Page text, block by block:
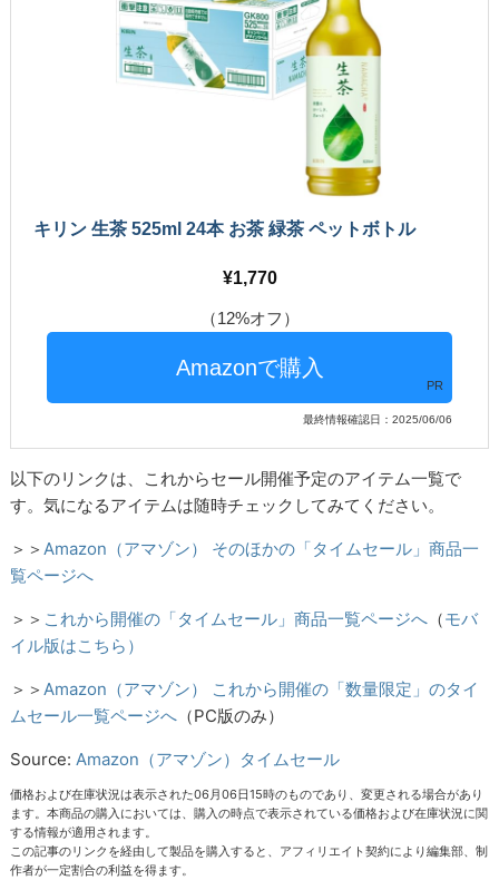
キリン 生茶 525ml 24本 お茶 緑茶 ペットボトル
1,770
（12%オフ）
PR
最終情報確認日：2025/06/06
以下のリンクは、これからセール開催予定のアイテム一覧で
す。気になるアイテムは随時チェックしてみてください。
＞＞Amazon（アマゾン） そのほかの「タイムセール」商品一
覧ページへ
＞＞ これから開催の「タイムセール」商品一覧ページへ （モバ
イル版はこちら）
＞＞Amazon（アマゾン） これから開催の「数量限定」のタイ
ムセール一覧ページへ （PC版のみ）
Source:Amazon（アマゾン）タイムセール
価格および在庫状況は表示された06月06日15時のものであり、変更される場合があり
ます。本商品の購入においては、購入の時点で表示されている価格および在庫状況に関
する情報が適用されます。
この記事のリンクを経由して製品を購入すると、アフィリエイト契約により編集部、制
作者が一定割合の利益を得ます。